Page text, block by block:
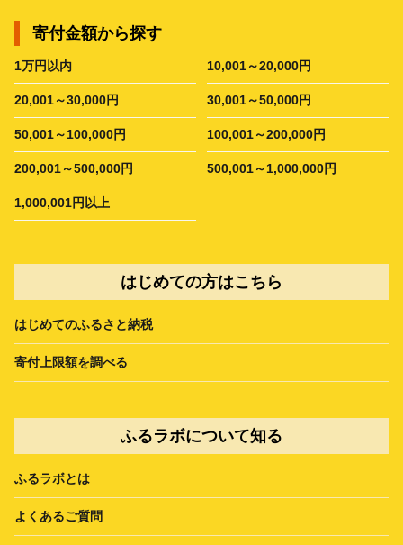
寄付金額から探す
1万円以内 10,001～20,000円
20,001～30,000円 30,001～50,000円
50,001～100,000円 100,001～200,000円
200,001～500,000円 500,001～1,000,000円
1,000,001円以上
はじめての方はこちら
はじめてのふるさと納税
寄付上限額を調べる
ふるラボについて知る
ふるラボとは
よくあるご質問